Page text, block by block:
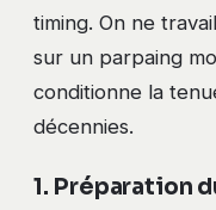
timing. On ne
sur un parpaing
conditionne la
décennies.
1. Préparation